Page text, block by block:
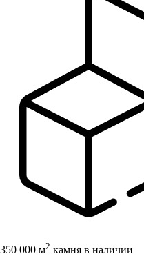
350 000 м2 камня в наличии